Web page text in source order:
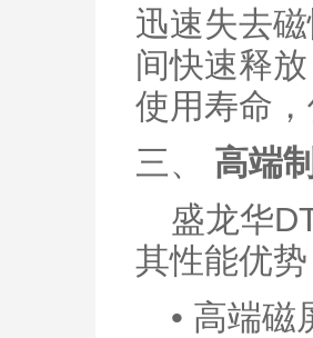
迅速失去
间快速释
使用寿命
三、 高端
盛龙华
其性能优
• 高端磁